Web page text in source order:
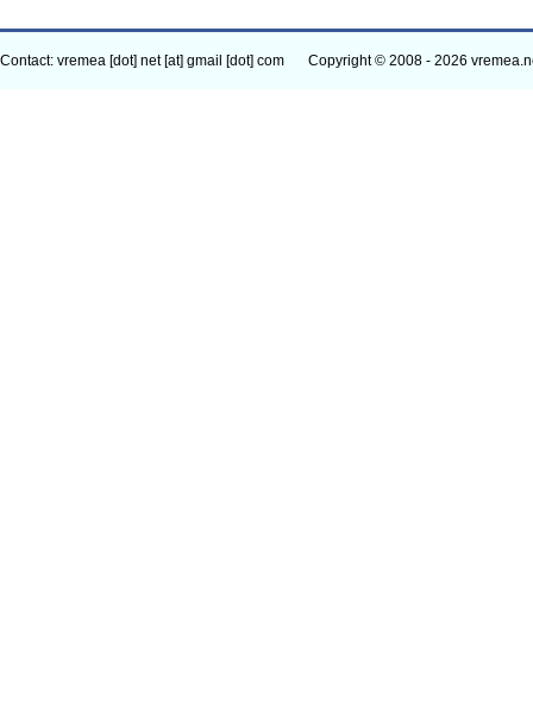
Contact: vremea [dot] net [at] gmail [dot] com Copyright © 2008 - 2026